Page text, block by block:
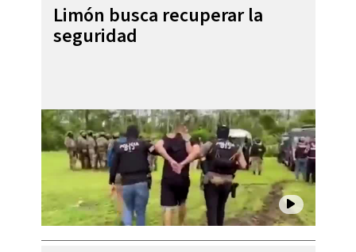
Limón busca recuperar la
seguridad